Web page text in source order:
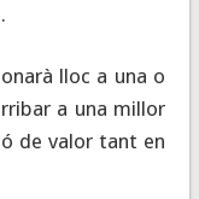
lloc a una o
a una millor
de valor tant en